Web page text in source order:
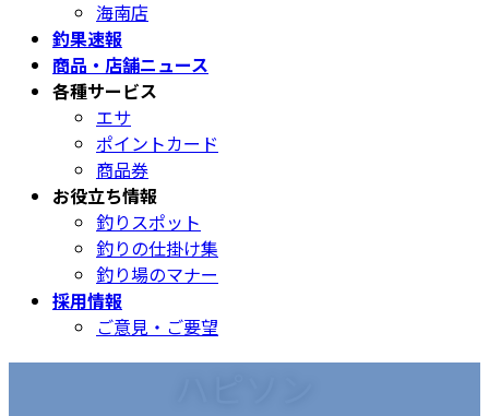
海南店
釣果速報
商品・店舗ニュース
各種サービス
エサ
ポイントカード
商品券
お役立ち情報
釣りスポット
釣りの仕掛け集
釣り場のマナー
採用情報
ご意見・ご要望